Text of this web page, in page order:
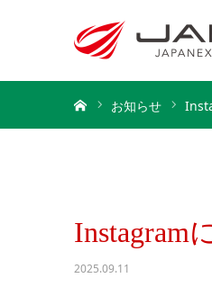
お知らせ
Instagram
2025.09.11